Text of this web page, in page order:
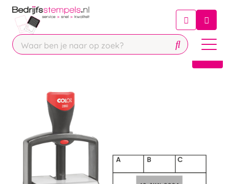
Chatbot
Chat 24/7 met onze chatbot voor
Contact